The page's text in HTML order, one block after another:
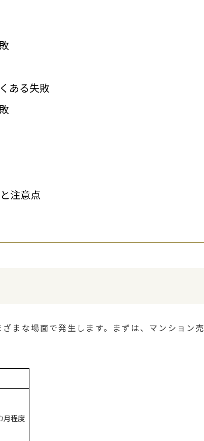
ある失敗
注意点
まな場面で発生します。まずは、マンション売
月程度